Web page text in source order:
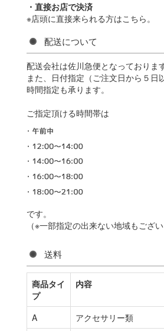
・直接お店で決済
※店頭に直接来られる方はこちら。
配送について
配送会社は佐川急便となっております
また、日付指定（ご注文日から５日
時間指定も承ります。
ご指定頂ける時間帯は
です。
（※一部指定の出来ない地域もござい
送料
商品タイ
プ
内容
A アクセサリー類